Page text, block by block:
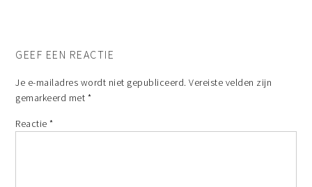
GEEF EEN REACTIE
Je e-mailadres wordt niet gepubliceerd. Vereiste velden zijn
gemarkeerd met *
Reactie*